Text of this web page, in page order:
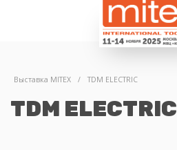
Выставка MITEX / TDM ELECTRIC
TDM ELECTRIC